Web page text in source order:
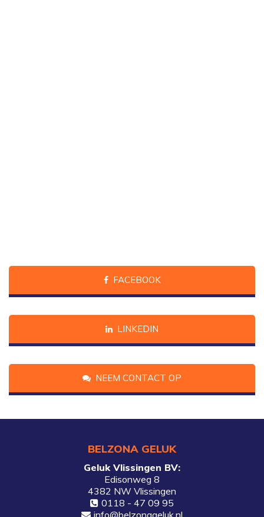
FACEBOOK
LINKEDIN
NEEM CONTACT OP
BELZONA GELUK
Geluk Vlissingen BV:
Edisonweg 8
4382 NW Vlissingen
0118 - 47 09 95